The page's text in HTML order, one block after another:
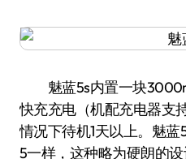
魅蓝5s内置一块
快充充电（机配充电器支
情况下待机1天以上。魅
5一样，这种略为硬朗的